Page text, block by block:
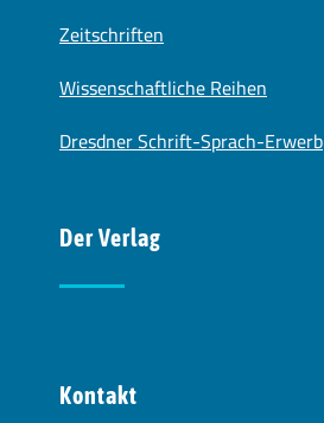
Zeitschriften
Wissenschaftliche Reihen
Dresdner Schrift-Sprach-Erwerb
Der Verlag
Kontakt